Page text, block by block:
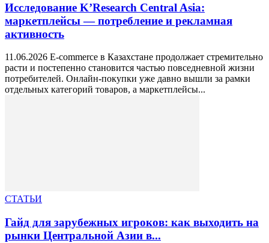
Исследование K’Research Central Asia:
маркетплейсы — потребление и рекламная
активность
11.06.2026 E-commerce в Казахстане продолжает стремительно
расти и постепенно становится частью повседневной жизни
потребителей. Онлайн-покупки уже давно вышли за рамки
отдельных категорий товаров, а маркетплейсы...
СТАТЬИ
Гайд для зарубежных игроков: как выходить на
рынки Центральной Азии в...